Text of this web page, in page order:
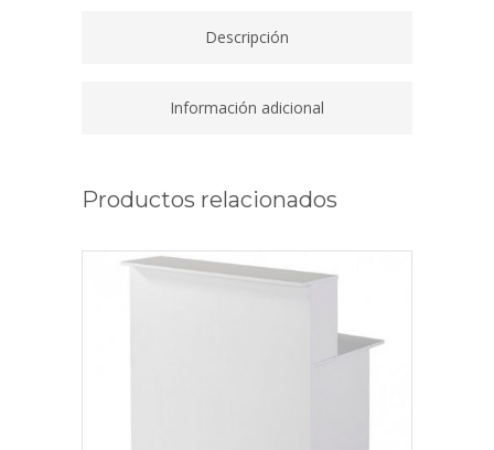
Descripción
Información adicional
Productos relacionados